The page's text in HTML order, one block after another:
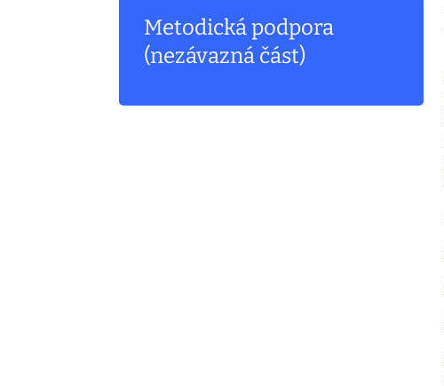
Metodická podpora
(nezávazná část)